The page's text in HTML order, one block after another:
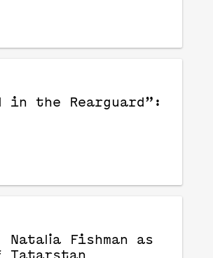
in the Rearguard”:
Fishman as